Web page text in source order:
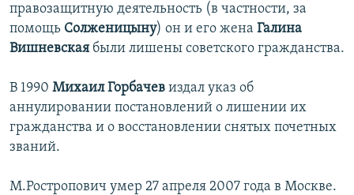
правозащитную деятельность (в частности, за
помощь Солженицыну) он и его жена Галина
Вишневская были лишены советского гражданства.
В 1990 Михаил Горбачев издал указ об
аннулировании постановлений о лишении их
гражданства и о восстановлении снятых почетных
званий.
М.Ростропович умер 27 апреля 2007 года в Москве.